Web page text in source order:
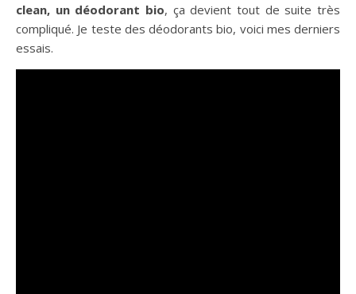
clean, un déodorant bio, ça devient tout de suite très
compliqué. Je teste des déodorants bio, voici mes derniers
essais.